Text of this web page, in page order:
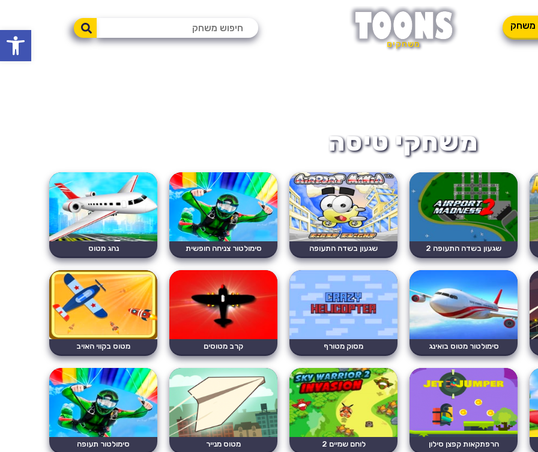
פתח משחק
משחקים
משחקי טיסה
שגעון בשדה התעופה 2 שגעון בשדה התעופה סימולטור צניחה חופשית נהג מטוס
סימולטור מטוס בואינג מסוק מטורף קרב מטוסים מטוס בקווי האויב
הרפתקאות קפצן סילון לוחם שמיים 2 מטוס מנייר סימולטור תעופה